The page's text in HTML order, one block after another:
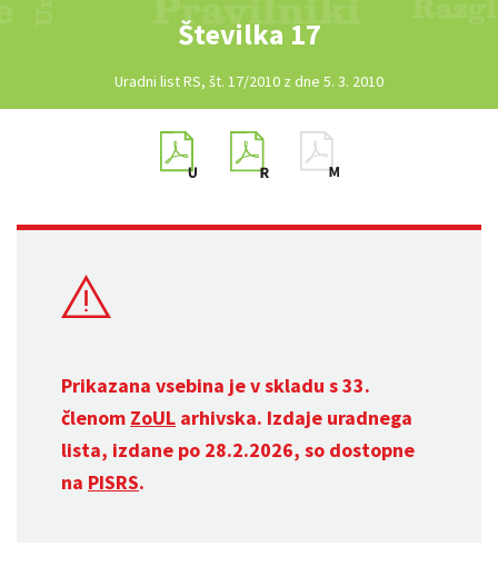
Številka 17
Uradni list RS, št. 17/2010 z dne 5. 3. 2010
Prikazana vsebina je v skladu s 33.
členom ZoUL arhivska. Izdaje uradnega
lista, izdane po 28.2.2026, so dostopne
na PISRS.